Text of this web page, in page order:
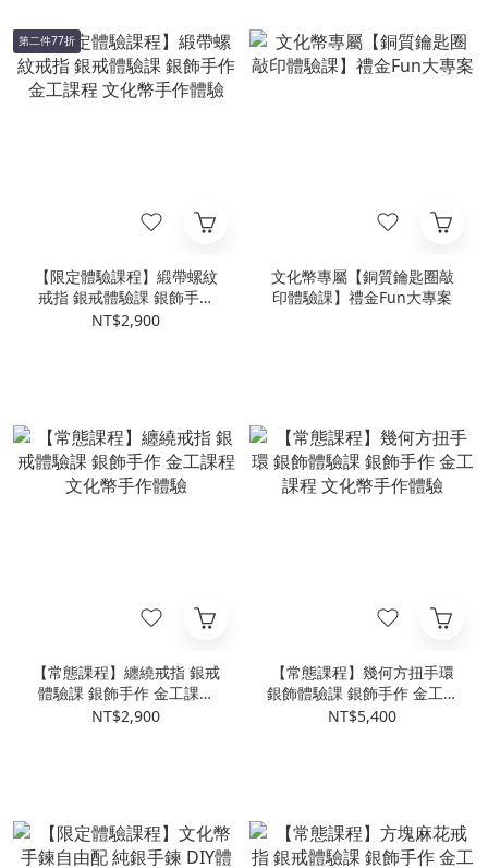
第二件77折
【限定體驗課程】緞帶螺紋
戒指 銀戒體驗課 銀飾手作
金工課程 文化幣手作體驗
NT$2,900
文化幣專屬【銅質鑰匙圈敲
印體驗課】禮金Fun大專案
【常態課程】纏繞戒指 銀戒
體驗課 銀飾手作 金工課程
文化幣手作體驗
NT$2,900
【常態課程】幾何方扭手環
銀飾體驗課 銀飾手作 金工課
程 文化幣手作體驗
NT$5,400